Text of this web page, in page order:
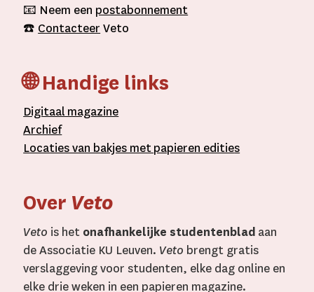
📧 Neem een postabonnement
☎️ Contacteer Veto
🌐 Handige links
Digitaal magazine
Archief
Locaties van bakjes metpapieren edities
Over Veto
Veto is het onafhankelijke studentenblad aan
de Associatie KU Leuven. Veto brengt gratis
verslaggeving voor studenten, elke dag online en
elke drie weken in een papieren magazine.